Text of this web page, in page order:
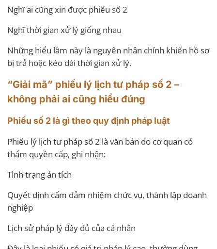
Nghĩ ai cũng xin được phiếu số 2
Nghĩ thời gian xử lý giống nhau
Những hiểu lầm này là nguyên nhân chính khiến hồ sơ
bị trả hoặc kéo dài thời gian xử lý.
“Giải mã” phiếu lý lịch tư pháp số 2 –
không phải ai cũng hiểu đúng
Phiếu số 2 là gì theo quy định pháp luật
Phiếu lý lịch tư pháp số 2 là văn bản do cơ quan có
thẩm quyền cấp, ghi nhận:
Tình trạng án tích
Quyết định cấm đảm nhiệm chức vụ, thành lập doanh
nghiệp
Lịch sử pháp lý đầy đủ của cá nhân